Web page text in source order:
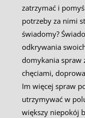
zatrzymać i
potrzeby za nimi
świadomy?
odkrywania
domykania spraw
chęciami,
Im więcej spraw
utrzymywać w
większy niepokój